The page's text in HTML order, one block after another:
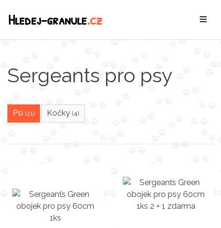
Hledej-granule.cz
Sergeants pro psy
Psi (21) Kočky (4)